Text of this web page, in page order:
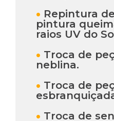
• Repintura
pintura
raios UV do
• Troca de
neblina.
• Troca de
• Troca de